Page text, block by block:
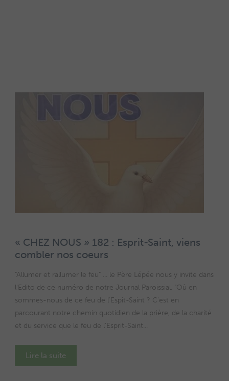
« CHEZ NOUS » 182 : Esprit-Saint, viens
combler nos coeurs
"Allumer et rallumer le feu" ... le Père Lépée nous y invite dans
l'Edito de ce numéro de notre Journal Paroissial. "Où en
sommes-nous de ce feu de l'Espit-Saint ? C'est en
parcourant notre chemin quotidien de la prière, de la charité
et du service que le feu de l'Esprit-Saint...
Lire la suite